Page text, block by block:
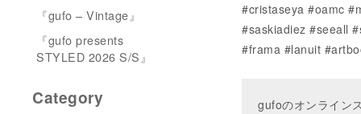
#cristaseya #oamc
#saskiadiez #seeall
#frama #lanuit
gufoのオンライン
『gufo – Vintage』
『gufo presents
STYLED 2026 S/S』
Category